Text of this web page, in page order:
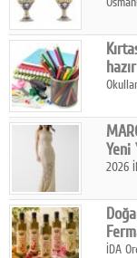
sanat
Yeni
2026
İDA